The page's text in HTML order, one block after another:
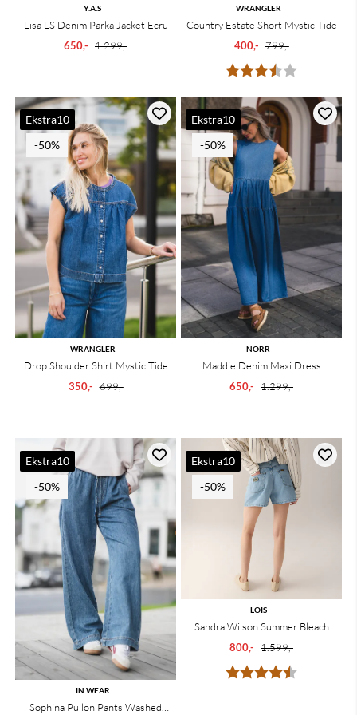
Y.A.S
Lisa LS Denim Parka Jacket Ecru
650,- 1.299,-
Karakter:
WRANGLER
Country Estate Short Mystic Tide
400,- 799,-
Ekstra10
-50%
WRANGLER
Drop Shoulder Shirt Mystic Tide
350,- 699,-
Ekstra10
-50%
NORR
Maddie Denim Maxi Dress
Medium Blue Denim
650,- 1.299,-
Ekstra10
-50%
IN WEAR
Sophina Pullon Pants Washed
Ekstra10
-50%
Karakter:
LOIS
Sandra Wilson Summer Bleach
Frayed
800,- 1.599,-